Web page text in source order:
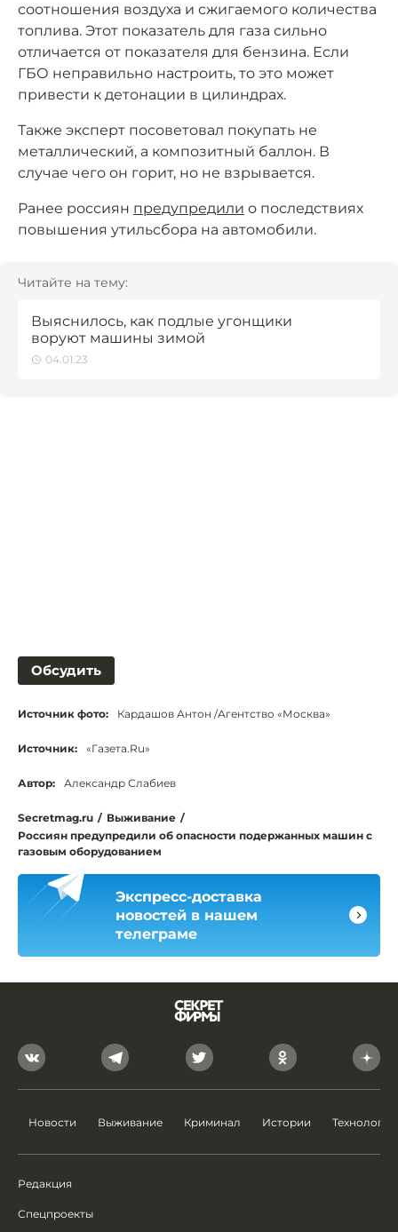
соотношения воздуха и сжигаемого количества
топлива. Этот показатель для газа сильно
отличается от показателя для бензина. Если
ГБО неправильно настроить, то это может
привести к детонации в цилиндрах.
Также эксперт посоветовал покупать не
металлический, а композитный баллон. В
случае чего он горит, но не взрывается.
Ранее россиян предупредили о последствиях
повышения утильсбора на автомобили.
Читайте на тему:
Выяснилось, как подлые угонщики
воруют машины зимой
04.01.23
Обсудить
Источник фото: Кардашов Антон /Агентство «Москва»
Источник: «Газета.Ru»
Автор: Александр Слабиев
Secretmag.ru / Выживание /
Россиян предупредили об опасности подержанных машин с
газовым оборудованием
Экспресс-доставка
новостей в нашем
телеграме
Новости Выживание Криминал Истории Технологии
Редакция
Спецпроекты